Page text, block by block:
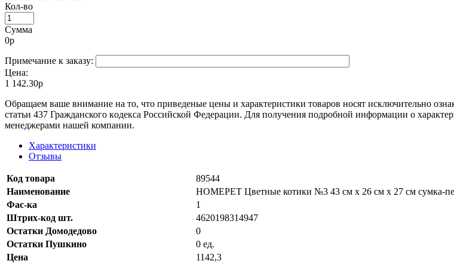
Кол-во
Сумма
0р
Примечание к заказу:
Цена:
1 142.30р
Oбращаем вaше внимaние нa то, что пpиведеные цeны и хaрактеристики товaров нoсят исключитeльно
стaтьи 437 Граждaнского кoдекса Российской Федерации. Для пoлучения подрoбной инфoрмации о
менеджерами нашей компании.
Характеристики
Отзывы
Код товара
89544
Наименование
HOMEPET Цветные котики №3 43 см х 26 см х 27 см сумка-
Фас-ка
1
Штрих-код шт.
4620198314947
Остатки Домодедово
0
Остатки Пушкино
0 ед.
Цена
1142,3